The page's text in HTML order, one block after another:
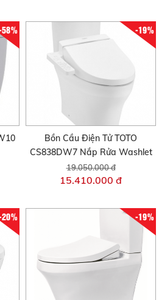
-19%
Bồn Cầu Điện Tử TOTO
CS838DW7 Nắp Rửa Washlet
19.050.000 đ
15.410.000 đ
-19%